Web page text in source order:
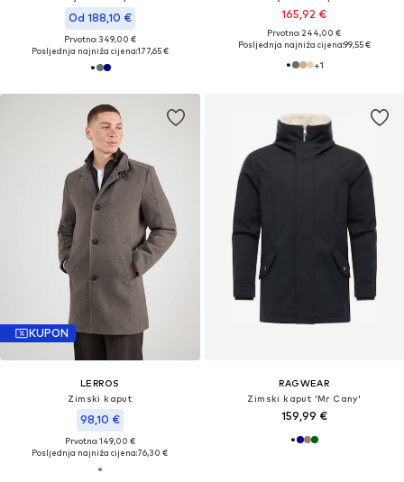
Od 188,10 €
Prvotno: 349,00 €
Posljednja najniža cijena:177,65 €
165,92 €
Prvotno: 244,00 €
Posljednja najniža cijena:99,55 €
+1
KUPON
LERROS
Zimski kaput
98,10 €
Prvotno: 149,00 €
Posljednja najniža cijena:76,30 €
RAGWEAR
Zimski kaput 'Mr Cany'
159,99 €